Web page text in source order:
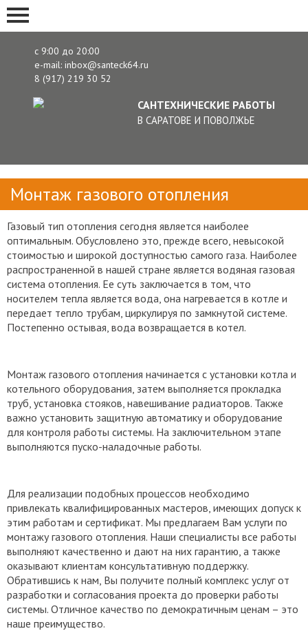
САНТЕХНИЧЕСКИЕ РАБОТЫ
В САРАТОВЕ И ПОВОЛЖЬЕ
с 9:00 до 20:00
e-mail: inbox@santeck64.ru
8 (917) 219 30 52
Монтаж газового отопления
Газовый тип отопления сегодня является наиболее
оптимальным. Обусловлено это, прежде всего, невысокой
стоимостью и широкой доступностью самого газа. Наиболее
распространенной в нашей стране является водяная газовая
система отопления. Ее суть заключается в том, что
носителем тепла является вода, она нагревается в котле и
передает тепло трубам, циркулируя по замкнутой системе.
Постепенно остывая, вода возвращается в котел.
Монтаж газового отопления начинается с установки котла и
котельного оборудования, затем выполняется прокладка
труб, установка стояков, навешивание радиаторов. Также
важно установить защитную автоматику и оборудование
для контроля работы системы. На заключительном этапе
выполняются пуско-наладочные работы.
Для реализации подобных процессов необходимо
привлекать квалифицированных мастеров, имеющих допуск к
этим работам и сертификат. Мы предлагаем Вам услуги по
монтажу газового отопления. Наши специалисты все работы
выполняют качественно и дают на них гарантию, а также
оказывают клиентам консультативную поддержку.
Обратившись к нам, Вы получите полный комплекс услуг от
разработки и согласования проекта до проверки работы
системы. Отличное качество по демократичным ценам – это
наше преимущество.